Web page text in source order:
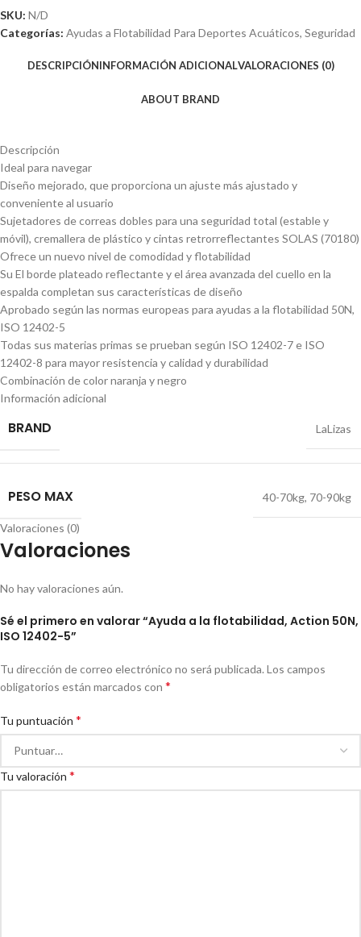
SKU: N/D
Categorías: Ayudas a Flotabilidad Para Deportes Acuáticos, Seguridad
DESCRIPCIÓNINFORMACIÓN ADICIONALVALORACIONES (0)
ABOUT BRAND
Descripción
Ideal para navegar
Diseño mejorado, que proporciona un ajuste más ajustado y
conveniente al usuario
Sujetadores de correas dobles para una seguridad total (estable y
móvil), cremallera de plástico y cintas retrorreflectantes SOLAS (70180)
Ofrece un nuevo nivel de comodidad y flotabilidad
Su El borde plateado reflectante y el área avanzada del cuello en la
espalda completan sus características de diseño
Aprobado según las normas europeas para ayudas a la flotabilidad 50N,
ISO 12402-5
Todas sus materias primas se prueban según ISO 12402-7 e ISO
12402-8 para mayor resistencia y calidad y durabilidad
Combinación de color naranja y negro
Información adicional
BRAND LaLizas
PESO MAX 40-70kg, 70-90kg
Valoraciones (0)
Valoraciones
No hay valoraciones aún.
Sé el primero en valorar “Ayuda a la flotabilidad, Action 50N,
ISO 12402-5”
Tu dirección de correo electrónico no será publicada. Los campos
obligatorios están marcados con *
Tu puntuación *
Tu valoración *